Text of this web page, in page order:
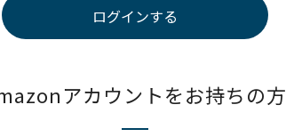
アカウントをお持ちの方